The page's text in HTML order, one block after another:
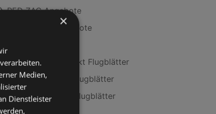
mobile Kartenzahlungen
RED ZAC Angebote
MediaMarkt Angebote
Aktuelle MediaMarkt Flugblätter
Aktuelle EXPERT Flugblätter
Aktuelle simpli.at Flugblätter
×
Medien,
Dienstleister